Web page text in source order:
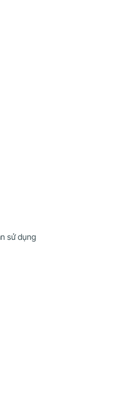
sử dụng